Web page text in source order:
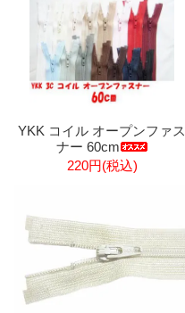
YKK コイル オープンファス
ナー 60cm
220円(税込)